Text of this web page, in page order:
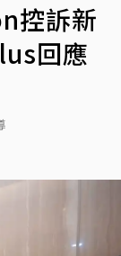
控訴新
回應